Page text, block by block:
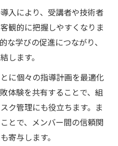
して土木の成長を促す工
価基準の作り方のポイ
評価で自律的成長を支
土木技能向上に与える影
入により、受講者や技術者
観的に把握しやすくなりま
な学びの促進につながり、
します。
に個々の指導計画を最適化
体験を共有することで、組
ク管理にも役立ちます。ま
とで、メンバー間の信頼関
寄与します。